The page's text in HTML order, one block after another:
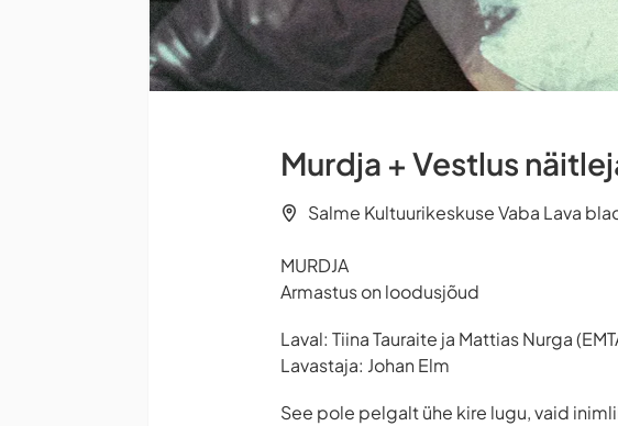
Murdja + Vestlus
Salme Kultuurikeskuse Vaba Lava
MURDJA
Armastus on loodusjõud
Laval: Tiina Tauraite ja Mattias Nurga
Lavastaja: Johan Elm
See pole pelgalt ühe kire lugu, vaid